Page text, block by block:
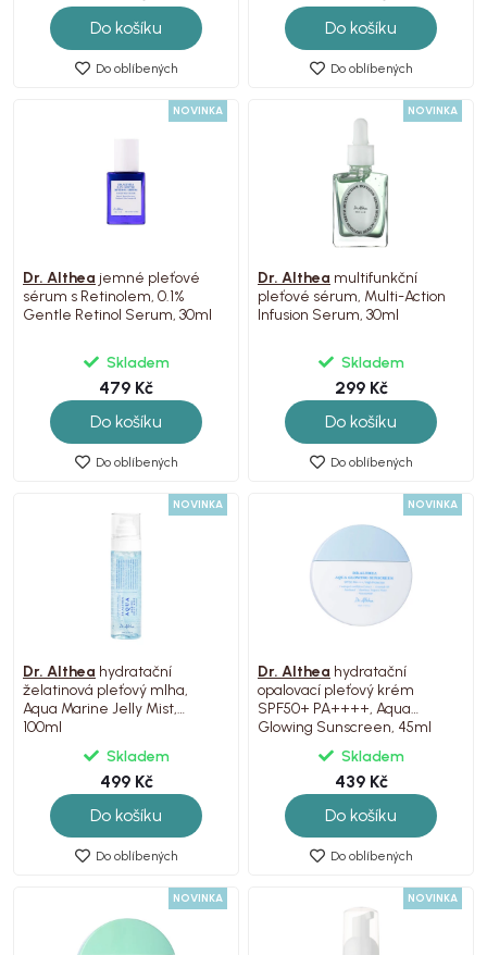
Do košíku
Do oblíbených
Do košíku
Do oblíbených
NOVINKA
Dr. Althea jemné pleťové
sérum s Retinolem, 0.1%
Gentle Retinol Serum, 30ml
Skladem
479 Kč
Do košíku
Do oblíbených
NOVINKA
Dr. Althea multifunkční
pleťové sérum, Multi-Action
Infusion Serum, 30ml
Skladem
299 Kč
Do košíku
Do oblíbených
NOVINKA
Dr. Althea hydratační
želatinová pleťový mlha,
Aqua Marine Jelly Mist,
100ml
Skladem
499 Kč
Do košíku
Do oblíbených
NOVINKA
Dr. Althea hydratační
opalovací pleťový krém
SPF50+ PA++++, Aqua
Glowing Sunscreen, 45ml
Skladem
439 Kč
Do košíku
Do oblíbených
NOVINKA NOVINKA